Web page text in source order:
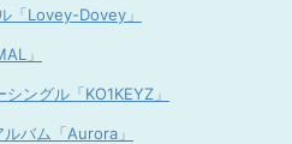
「Lovey-Dovey」
」
ングル「KO1KEYZ」
バム「Aurora」